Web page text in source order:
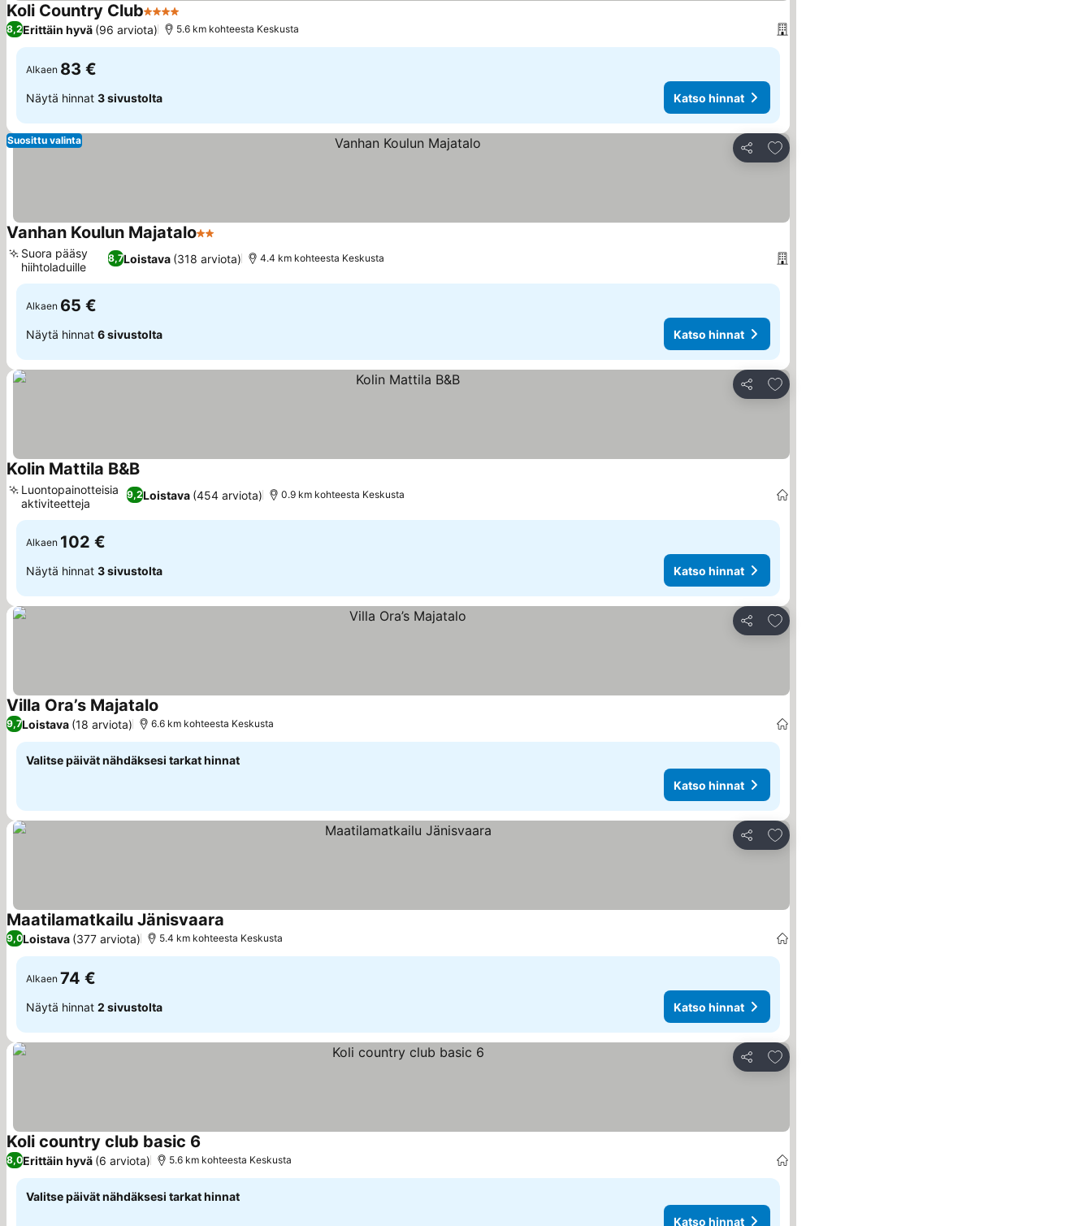
Koli Country Club4 Tähtiluokitus
8,2Erittäin hyvä (96 arviota) 5.6 km kohteesta Keskusta
Alkaen 83 €
Näytä hinnat 3 sivustolta Katso hinnat
Jaa
Lisää suosikkeihin
Suosittu valinta
Vanhan Koulun Majatalo2 Tähtiluokitus
8,7Loistava (318 arviota)
Suora pääsy
hiihtoladuille
4.4 km kohteesta Keskusta
Alkaen 65 €
Näytä hinnat 6 sivustolta Katso hinnat
Jaa
Lisää suosikkeihin
Kolin Mattila B&B
9,2Loistava (454 arviota)
Luontopainotteisia
aktiviteetteja
0.9 km kohteesta Keskusta
Alkaen 102 €
Näytä hinnat 3 sivustolta Katso hinnat
Jaa
Lisää suosikkeihin
Villa Ora’s Majatalo
9,7Loistava (18 arviota) 6.6 km kohteesta Keskusta
Valitse päivät nähdäksesi tarkat hinnat
Katso hinnat
Jaa
Lisää suosikkeihin
Maatilamatkailu Jänisvaara
9,0Loistava (377 arviota) 5.4 km kohteesta Keskusta
Alkaen 74 €
Näytä hinnat 2 sivustolta Katso hinnat
Jaa
Lisää suosikkeihin
Koli country club basic 6
8,0Erittäin hyvä (6 arviota) 5.6 km kohteesta Keskusta
Valitse päivät nähdäksesi tarkat hinnat
Katso hinnat